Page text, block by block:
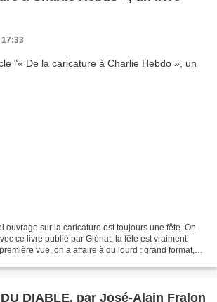
17:33
ouvrage sur la caricature est toujours une fête. On
ce livre publié par Glénat, la fête est vraiment
vue, on a affaire à du lourd : grand format,
DIABLE, par José-Alain Fralon